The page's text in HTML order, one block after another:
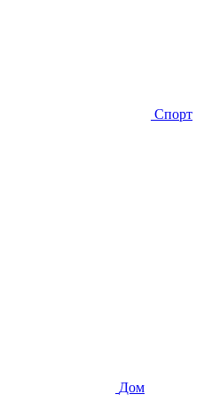
Спорт
Дом